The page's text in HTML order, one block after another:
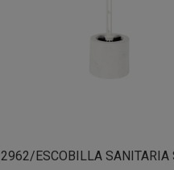
2962/ESCOBILLA SANITARIA